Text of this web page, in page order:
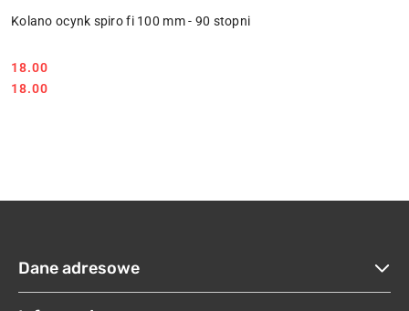
Kolano ocynk spiro fi 100 mm - 90 stopni
Cena:
18.00
Cena:
18.00
Dane adresowe